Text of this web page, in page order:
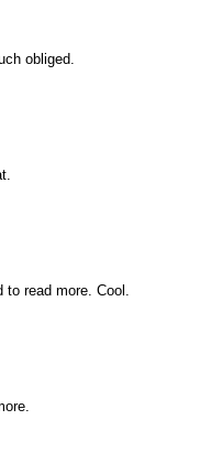
obliged.
read more. Cool.